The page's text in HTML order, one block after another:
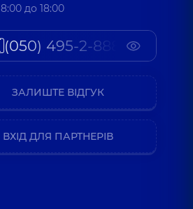
до 18:00
(050) 495-2-888
ЗАЛИШТЕ ВІДГУК
ВХІД ДЛЯ ПАРТНЕРІВ